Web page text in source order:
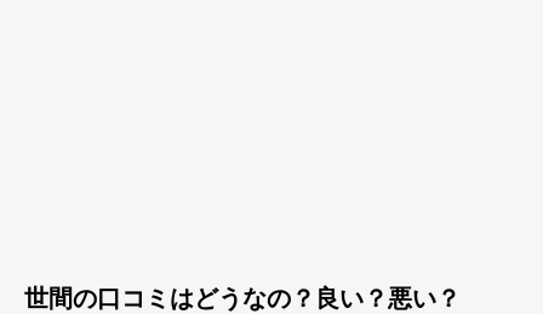
世間の口コミはどうなの？良い？悪い？